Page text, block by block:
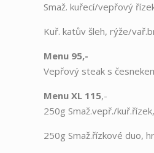
Smaž. kuřecí/vepřový
Kuř. katův šleh, rýže/
Menu 95,-
Vepřový steak s
Menu XL 115,-
250g Smaž.vepř./
250g Smaž.řízkové duo,